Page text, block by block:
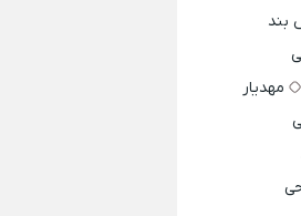
بند
مهدیار